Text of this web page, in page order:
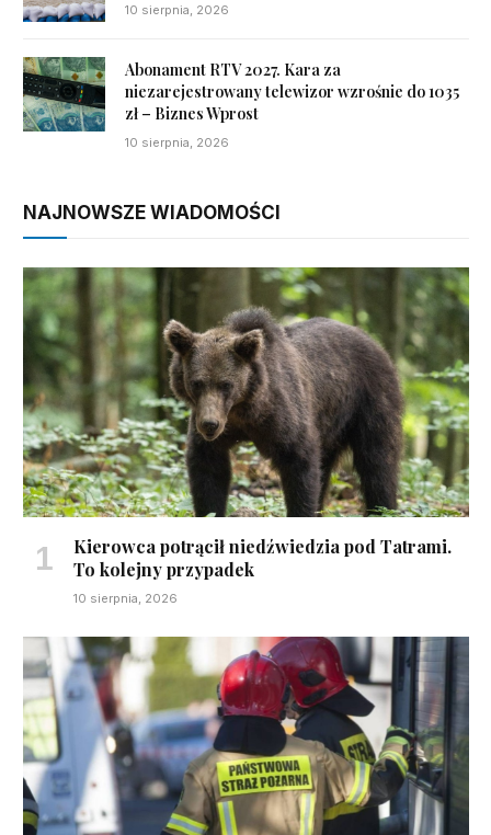
10 sierpnia, 2026
Abonament RTV 2027. Kara za
niezarejestrowany telewizor wzrośnie do 1035
zł – Biznes Wprost
10 sierpnia, 2026
NAJNOWSZE WIADOMOŚCI
Kierowca potrącił niedźwiedzia pod Tatrami.
To kolejny przypadek
10 sierpnia, 2026